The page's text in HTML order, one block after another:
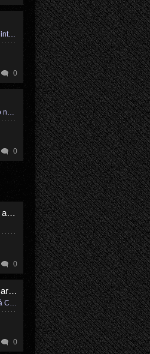
Inferno je hlubinnou introspekcí a následnou expanzí mimo běžné vnímání a čas
0
Tvorba Inferna je pro nás mimořádně osobní a niterní záležitost
0
Mayhem, Mortiis a Inferno
0
Eosforian Adversary, European Tour 2019
27.3.19, Praha, Nová Chmelnice
0